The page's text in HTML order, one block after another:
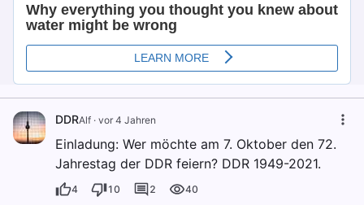
DDRAlf · vor 4 Jahren
Einladung: Wer möchte am 7. Oktober den 72.
Jahrestag der DDR feiern? DDR 1949-2021.
4 10 2 40